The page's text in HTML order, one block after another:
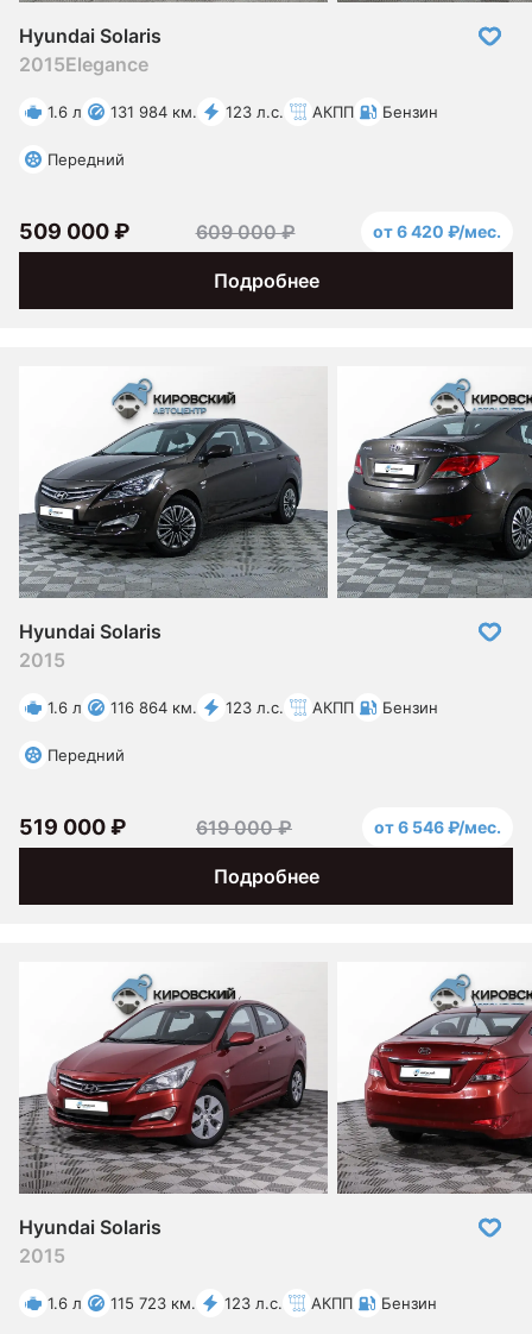
Hyundai Solaris
2015Elegance
1.6 л 131 984 км. 123 л.с. АКПП Бензин
Передний
Подробнее
509 000 ₽ 609 000 ₽ от 6 420 ₽/мес.
Hyundai Solaris
2015
1.6 л 116 864 км. 123 л.с. АКПП Бензин
Передний
Подробнее
519 000 ₽ 619 000 ₽ от 6 546 ₽/мес.
Hyundai Solaris
2015
1.6 л 115 723 км. 123 л.с. АКПП Бензин